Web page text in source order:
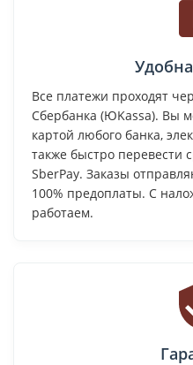
Все платежи проходят
Сбербанка (ЮKassa). Вы
картой любого банка,
также быстро перевести
SberPay. Заказы
100% предоплаты. С
работаем.